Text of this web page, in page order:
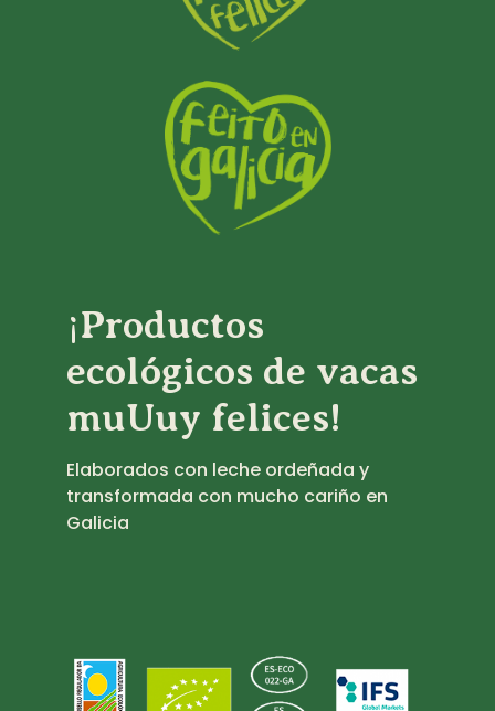
¡Productos
ecológicos de vacas
muUuy felices!
Elaborados con leche ordeñada y
transformada con mucho cariño en
Galicia